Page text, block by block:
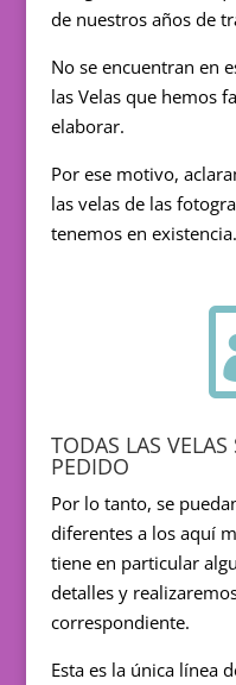
de nuestros años de
No se encuentran en
las Velas que hemos
elaborar.
Por ese motivo,
las velas de las
tenemos en existencia.
TODAS LAS
PEDIDO
Por lo tanto, se
diferentes a los aquí
tiene en particular
detalles y
correspondiente.
Esta es la única línea